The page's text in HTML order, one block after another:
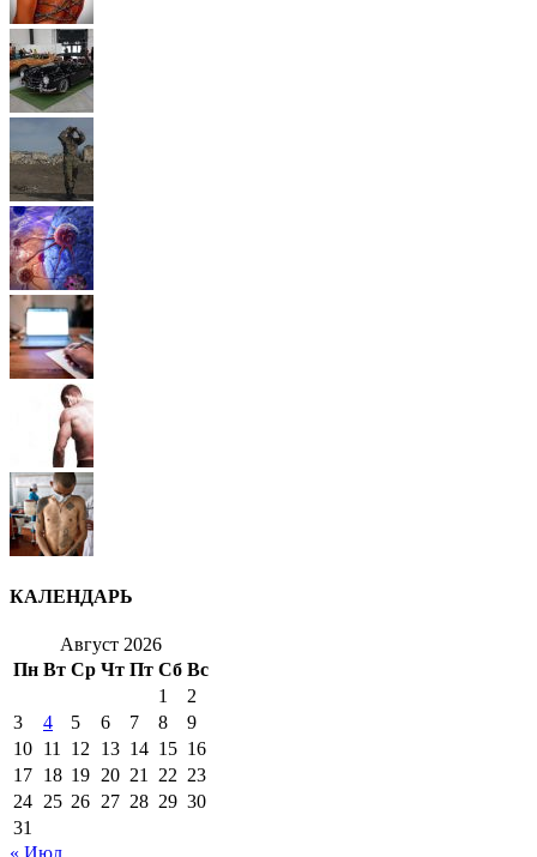
КАЛЕНДАРЬ
Август 2026
Пн Вт Ср Чт Пт Сб Вс
1
2
3
4 5 6 7 8
9
10 11 12 13 14 15 16
17 18 19 20 21 22 23
24 25 26 27 28 29 30
31
« Июл